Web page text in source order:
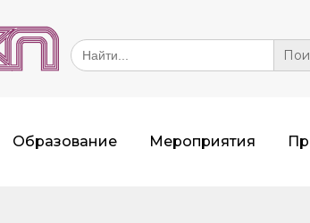
Search
for:
Образование Мероприятия